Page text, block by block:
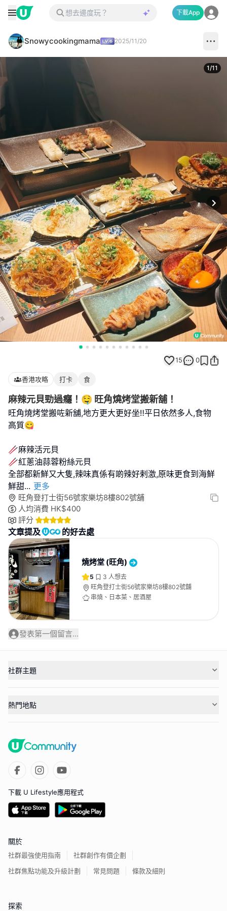
下載App
Snowycookingmama 2025/11/20
1/11
15 0
香港攻略 打卡 食
麻辣元貝勁過癮！🤤 旺角燒烤堂搬新舖！
旺角燒烤堂搬咗新舖,地方更大更好坐‼️平日依然多人,食物
高質😋
🥢麻辣活元貝
🥢紅蔥油蒜蓉粉絲元貝
全部都新鮮又大隻,辣味真係有啲辣好剌激,原味更食到海鮮
鮮甜... 更多
旺角登打士街56號家樂坊8樓802號舖
人均消費 HK$400
評分
文章提及 的好去處
燒烤堂 (旺角)
5 3 人想去
旺角登打士街56號家樂坊8樓802號舖
串燒、日本菜、居酒屋
發表第一個留言...
社群主題
熱門地點
下載 U Lifestyle應用程式
關於
社群最強使用指南
社群創作有價企劃
社群焦點功能及升級計劃
常見問題 條款及細則
探索